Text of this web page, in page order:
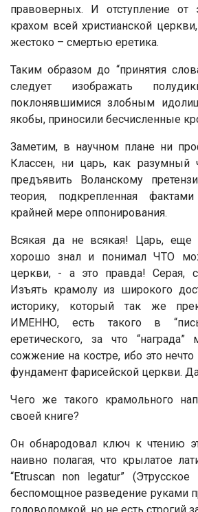
правоверных. И отступление от
крахом всей христианской
жестоко – смертью еретика.
Таким образом до “принятия
следует изображать
поклонявшимися злобным
якобы, приносили бесчисленные
Заметим, в научном плане ни
Классен, ни царь, как разумный
предъявить Воланскому
теория, подкрепленная
крайней мере оппонирования.
Всякая да не всякая! Царь,
хорошо знал и понимал ЧТО
церкви, - а это правда! Серая,
Изъять крамолу из широкого
историку, который так же
ИМЕННО, есть такого в
еретического, за что
сожжение на костре, ибо это
фундамент фарисейской церкви.
Чего же такого крамольного
своей книге?
Он обнародовал ключ к чтению
наивно полагая, что крылатое
“Etruscan nоn legatur” (Этрусское
беспомощное разведение руками